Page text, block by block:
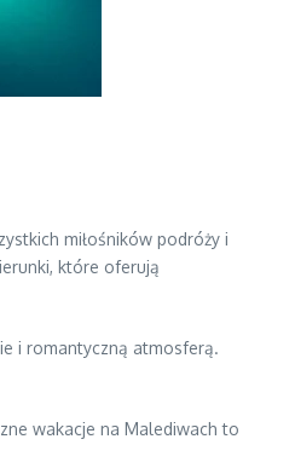
miłośników podróży i
które oferują
i romantyczną atmosferą.
wakacje na Malediwach to